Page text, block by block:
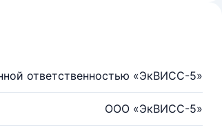
ответственностью «ЭкВИСС-5»
ООО «ЭкВИСС-5»